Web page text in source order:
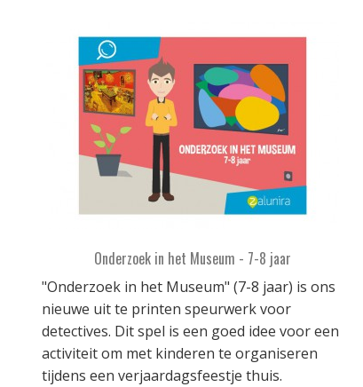
Onderzoek in het Museum - 7-8 jaar
"Onderzoek in het Museum" (7-8 jaar) is ons
nieuwe uit te printen speurwerk voor
detectives. Dit spel is een goed idee voor een
activiteit om met kinderen te organiseren
tijdens een verjaardagsfeestje thuis.